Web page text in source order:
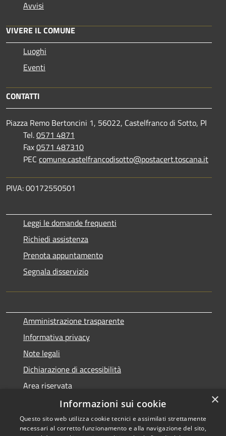
Avvisi
VIVERE IL COMUNE
Luoghi
Eventi
CONTATTI
Piazza Remo Bertoncini 1, 56022, Castelfranco di Sotto, PI
Tel.0571 4871
Fax0571 487310
PEC comune.castelfrancodisotto@postacert.toscana.it
PIVA: 00172550501
Leggi le domande frequenti
Richiedi assistenza
Prenota appuntamento
Segnala disservizio
Amministrazione trasparente
Informativa privacy
Note legali
Dichiarazione di accessibilità
Area riservata
Piano di Miglioramento dei Servizi
×
Informazioni sui cookie
Questo sito web utilizza cookie tecnici e assimilati strettamente
necessari al corretto funzionamento e alla navigazione del sito,